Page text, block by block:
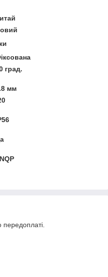
град.
мм
передоплаті.